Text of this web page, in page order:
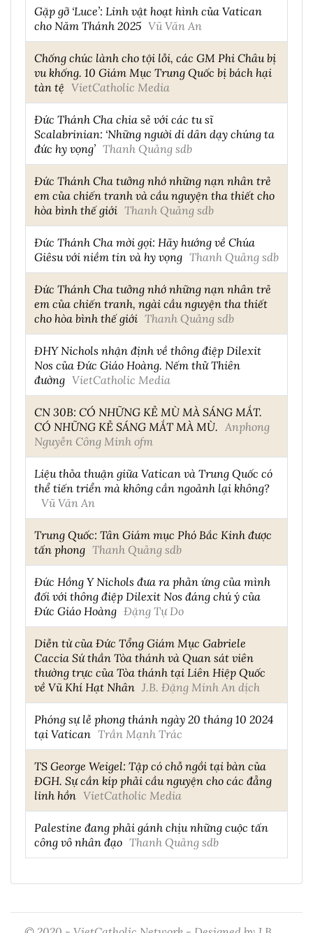
Gặp gỡ ‘Luce’: Linh vật hoạt hình của Vatican
cho Năm Thánh 2025 Vũ Văn An
Chống chúc lành cho tội lỗi, các GM Phi Châu bị
vu khống. 10 Giám Mục Trung Quốc bị bách hại
tàn tệ VietCatholic Media
Đức Thánh Cha chia sẻ với các tu sĩ
Scalabrinian: ‘Những người di dân dạy chúng ta
đức hy vọng’ Thanh Quảng sdb
Đức Thánh Cha tưởng nhớ những nạn nhân trẻ
em của chiến tranh và cầu nguyện tha thiết cho
hòa bình thế giới Thanh Quảng sdb
Đức Thánh Cha mời gọi: Hãy hướng về Chúa
Giêsu với niềm tin và hy vọng Thanh Quảng sdb
Đức Thánh Cha tưởng nhớ những nạn nhân trẻ
em của chiến tranh, ngài cầu nguyện tha thiết
cho hòa bình thế giới Thanh Quảng sdb
ĐHY Nichols nhận định về thông điệp Dilexit
Nos của Đức Giáo Hoàng. Nếm thử Thiên
đường VietCatholic Media
CN 30B: CÓ NHỮNG KẺ MÙ MÀ SÁNG MẮT.
CÓ NHỮNG KẺ SÁNG MẮT MÀ MÙ. Anphong
Nguyễn Công Minh ofm
Liệu thỏa thuận giữa Vatican và Trung Quốc có
thể tiến triển mà không cần ngoảnh lại không?
Vũ Văn An
Trung Quốc: Tân Giám mục Phó Bắc Kinh được
tấn phong Thanh Quảng sdb
Đức Hồng Y Nichols đưa ra phản ứng của mình
đối với thông điệp Dilexit Nos đáng chú ý của
Đức Giáo Hoàng Đặng Tự Do
Diễn từ của Đức Tổng Giám Mục Gabriele
Caccia Sứ thần Tòa thánh và Quan sát viên
thường trực của Tòa thánh tại Liên Hiệp Quốc
về Vũ Khí Hạt Nhân J.B. Đặng Minh An dịch
Phóng sự lễ phong thánh ngày 20 tháng 10 2024
tại Vatican Trần Mạnh Trác
TS George Weigel: Tập có chỗ ngồi tại bàn của
ĐGH. Sự cần kíp phải cầu nguyện cho các đẳng
linh hồn VietCatholic Media
Palestine đang phải gánh chịu những cuộc tấn
công vô nhân đạo Thanh Quảng sdb